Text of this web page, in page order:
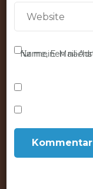
Name, E-Mail-Adresse und Website